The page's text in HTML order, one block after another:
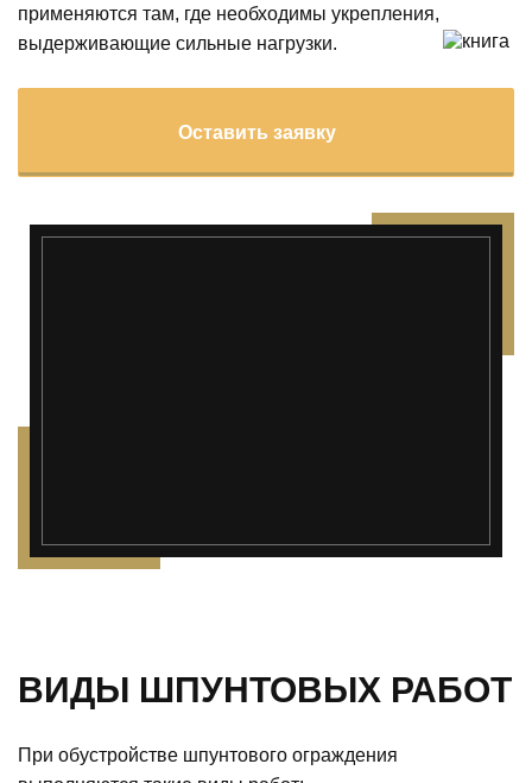
применяются там, где необходимы укрепления,
выдерживающие сильные нагрузки.
Оставить заявку
ВИДЫ ШПУНТОВЫХ РАБОТ
При обустройстве шпунтового ограждения